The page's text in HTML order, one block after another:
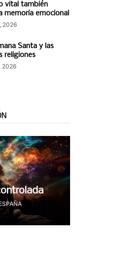
vital también
memoria emocional
2026
Santa y las
religiones
2026